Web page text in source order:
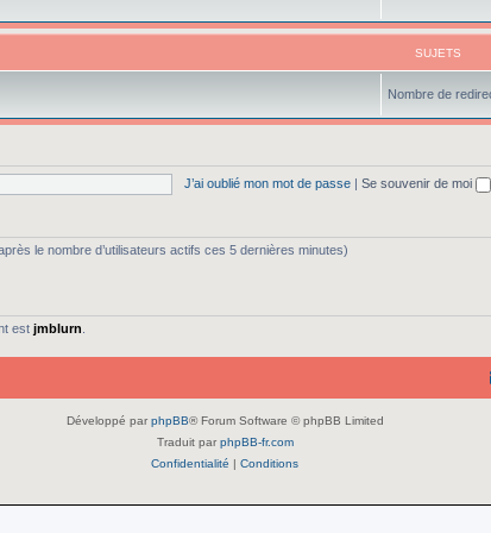
SUJETS
Nombre de
J’ai oublié mon mot de passe | Se souvenir de moi
le nombre d’utilisateurs actifs ces 5 dernières minutes)
est jmblurn
Développé par phpBB® Forum Software © phpBB Limited
Traduit par phpBB-fr.com
Confidentialité | Conditions